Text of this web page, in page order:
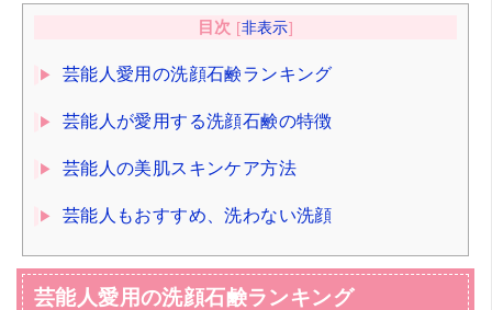
目次 [非表示]
芸能人愛用の洗顔石鹸ランキング
芸能人が愛用する洗顔石鹸の特徴
芸能人の美肌スキンケア方法
芸能人もおすすめ、洗わない洗顔
芸能人愛用の洗顔石鹸ランキング